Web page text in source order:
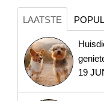
LAATSTE
19